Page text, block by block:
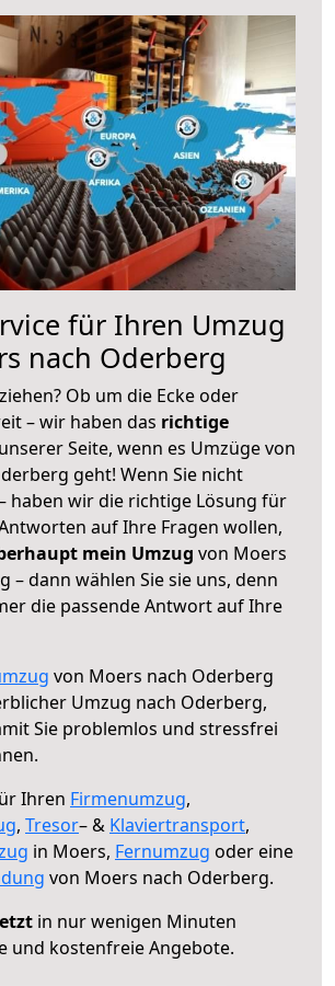
für Ihren Umzug
nach Oderberg
Ob um die Ecke oder
– wir haben das richtige
Seite, wenn es Umzüge von
geht! Wenn Sie nicht
haben wir die richtige Lösung für
auf Ihre Fragen wollen,
mein Umzug von Moers
– dann wählen Sie sie uns, denn
die passende Antwort auf Ihre
von Moers nach Oderberg
Umzug nach Oderberg,
Sie problemlos und stressfrei
Ihren Firmenumzug,
, Tresor– & Klaviertransport,
in Moers, Fernumzug oder eine
von Moers nach Oderberg.
in nur wenigen Minuten
und kostenfreie Angebote.